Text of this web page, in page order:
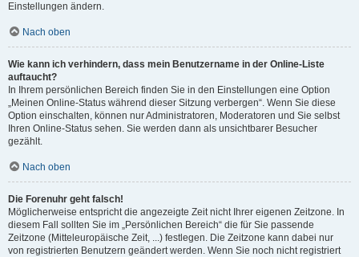
Einstellungen ändern.
Nach oben
Wie kann ich verhindern, dass mein Benutzername in der Online-Liste
auftaucht?
In Ihrem persönlichen Bereich finden Sie in den Einstellungen eine Option
„Meinen Online-Status während dieser Sitzung verbergen“. Wenn Sie diese
Option einschalten, können nur Administratoren, Moderatoren und Sie selbst
Ihren Online-Status sehen. Sie werden dann als unsichtbarer Besucher
gezählt.
Nach oben
Die Forenuhr geht falsch!
Möglicherweise entspricht die angezeigte Zeit nicht Ihrer eigenen Zeitzone. In
diesem Fall sollten Sie im „Persönlichen Bereich“ die für Sie passende
Zeitzone (Mitteleuropäische Zeit, ...) festlegen. Die Zeitzone kann dabei nur
von registrierten Benutzern geändert werden. Wenn Sie noch nicht registriert